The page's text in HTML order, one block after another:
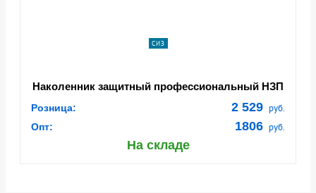
СИЗ
Наколенник защитный профессиональный НЗП
Розница: 2 529 руб.
Опт: 1806 руб.
На складе